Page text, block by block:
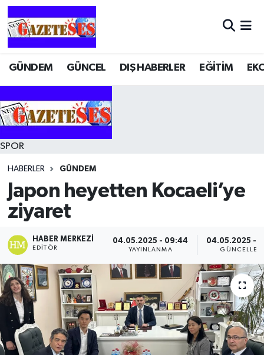
GÜNDEM GÜNCEL DIŞ HABERLER EĞİTİM
SPOR
HABERLER GÜNDEM
Japon heyetten Kocaeli’ye
ziyaret
HABER MERKEZI
EDITÖR
04.05.2025 - 09:44
YAYINLANMA
04.05.2025 -